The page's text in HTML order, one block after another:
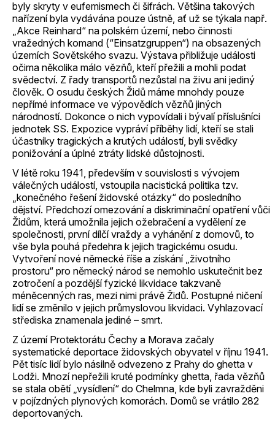
byly skryty v eufemismech či šifrách. Většina takových
nařízení byla vydávána pouze ústně, ať už se týkala např.
„Akce Reinhard“ na polském území, nebo činnosti
vražedných komand (“Einsatzgruppen“) na obsazených
územích Sovětského svazu. Výstava přibližuje události
očima několika málo vězňů, kteří přežili a mohli podat
svědectví. Z řady transportů nezůstal na živu ani jediný
člověk. O osudu českých Židů máme mnohdy pouze
nepřímé informace ve výpovědích vězňů jiných
národností. Dokonce o nich vypovídali i bývalí příslušníci
jednotek SS. Expozice vypráví příběhy lidí, kteří se stali
účastníky tragických a krutých událostí, byli svědky
ponižování a úplné ztráty lidské důstojnosti.
V létě roku 1941, především v souvislosti s vývojem
válečných událostí, vstoupila nacistická politika tzv.
„konečného řešení židovské otázky“ do posledního
dějství. Předchozí omezování a diskriminační opatření vůči
Židům, která umožnila jejich ožebračení a vydělení ze
společnosti, první dílčí vraždy a vyhánění z domovů, to
vše byla pouhá předehra k jejich tragickému osudu.
Vytvoření nové německé říše a získání „životního
prostoru“ pro německý národ se nemohlo uskutečnit bez
zotročení a pozdější fyzické likvidace takzvaně
méněcenných ras, mezi nimi právě Židů. Postupné ničení
lidí se změnilo v jejich průmyslovou likvidaci. Vyhlazovací
střediska znamenala jediné – smrt.
Z území Protektorátu Čechy a Morava začaly
systematické deportace židovských obyvatel v říjnu 1941.
Pět tisíc lidí bylo násilně odvezeno z Prahy do ghetta v
Lodži. Mnozí nepřežili kruté podmínky ghetta, řada vězňů
se stala obětí „vysídlení“ do Chelmna, kde byli zavražděni
v pojízdných plynových komorách. Domů se vrátilo 282
deportovaných.